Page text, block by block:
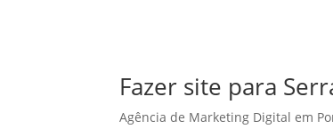
Fazer site para
Agência de Marketing Digital em